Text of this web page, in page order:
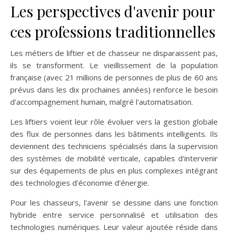
Les perspectives d'avenir pour
ces professions traditionnelles
Les métiers de liftier et de chasseur ne disparaissent pas,
ils se transforment. Le vieillissement de la population
française (avec 21 millions de personnes de plus de 60 ans
prévus dans les dix prochaines années) renforce le besoin
d'accompagnement humain, malgré l'automatisation.
Les liftiers voient leur rôle évoluer vers la gestion globale
des flux de personnes dans les bâtiments intelligents. Ils
deviennent des techniciens spécialisés dans la supervision
des systèmes de mobilité verticale, capables d'intervenir
sur des équipements de plus en plus complexes intégrant
des technologies d'économie d'énergie.
Pour les chasseurs, l'avenir se dessine dans une fonction
hybride entre service personnalisé et utilisation des
technologies numériques. Leur valeur ajoutée réside dans